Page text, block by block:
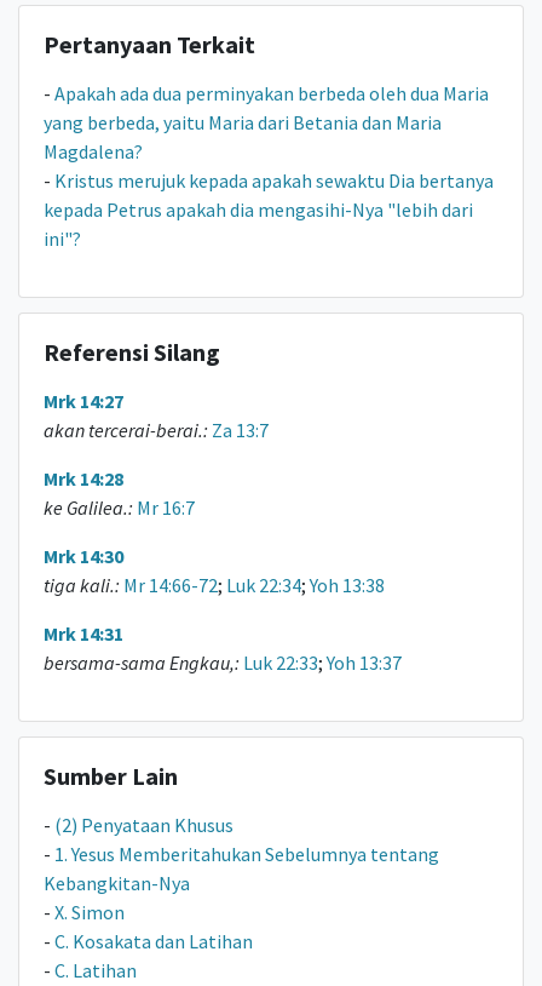
Pertanyaan Terkait
- Apakah ada dua perminyakan berbeda oleh dua Maria
yang berbeda, yaitu Maria dari Betania dan Maria
Magdalena?
- Kristus merujuk kepada apakah sewaktu Dia bertanya
kepada Petrus apakah dia mengasihi-Nya "lebih dari
ini"?
Referensi Silang
Mrk 14:27
akan tercerai-berai.: Za 13:7
Mrk 14:28
ke Galilea.: Mr 16:7
Mrk 14:30
tiga kali.: Mr 14:66-72; Luk 22:34;Yoh 13:38
Mrk 14:31
bersama-sama Engkau,: Luk 22:33;Yoh 13:37
Sumber Lain
- (2) Penyataan Khusus
- 1. Yesus Memberitahukan Sebelumnya tentang
Kebangkitan-Nya
- X. Simon
- C. Kosakata dan Latihan
- C. Latihan